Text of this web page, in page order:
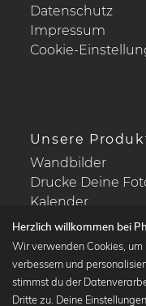
Datenschutz
Impressum
Cookie-
Unsere
Wandbilder
Drucke Deine
Kalender
Beliebte
Herzlich willkommen bei
Wir verwenden Cookies,
verbessern und
stimmst du der
Dritte zu. Deine